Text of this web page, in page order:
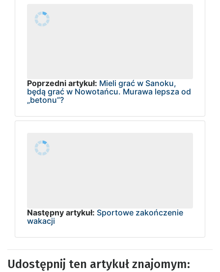
Poprzedni artykuł: Mieli grać w Sanoku,
będą grać w Nowotańcu. Murawa lepsza od
„betonu”?
Następny artykuł: Sportowe zakończenie
wakacji
Udostępnij ten artykuł znajomym: